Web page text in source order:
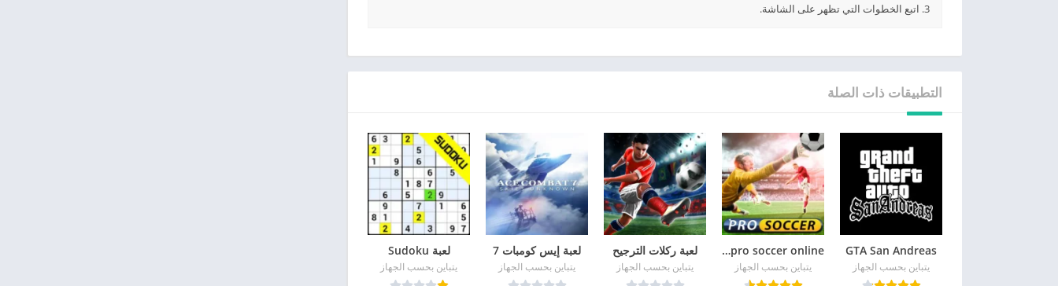
3. اتبع الخطوات التي تظهر على الشاشة.
التطبيقات ذات الصلة
GTA San Andreas
يتباين بحسب الجهاز
pro soccer online مهكرة
يتباين بحسب الجهاز
لعبة ركلات الترجيح
يتباين بحسب الجهاز
لعبة إيس كومبات 7
يتباين بحسب الجهاز
لعبة Sudoku
يتباين بحسب الجهاز